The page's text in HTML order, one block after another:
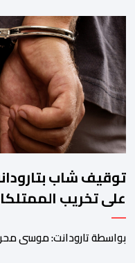
خلال الساعات الأخيرة انتشارا
المؤدية إلى الفنيدق، حيث
توقيف شاب
على تخريب
بواسطة تارودانت: موسى